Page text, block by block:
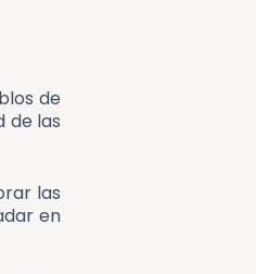
de
de las
las
en